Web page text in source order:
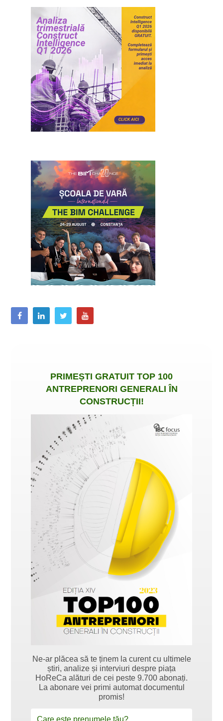
PRIMEȘTI GRATUIT TOP 100
ANTREPRENORI GENERALI ÎN
CONSTRUCȚII!
Ne-ar plăcea să te ținem la curent cu ultimele
știri, analize și interviuri despre piața
HoReCa alături de cei peste 9.700 abonați.
La abonare vei primi automat documentul
promis!